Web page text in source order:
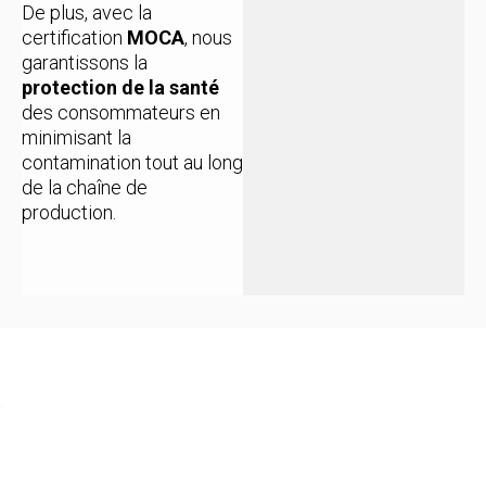
De plus, avec la
certification MOCA, nous
garantissons la
protection de la santé
des consommateurs en
minimisant la
contamination tout au long
de la chaîne de
production.